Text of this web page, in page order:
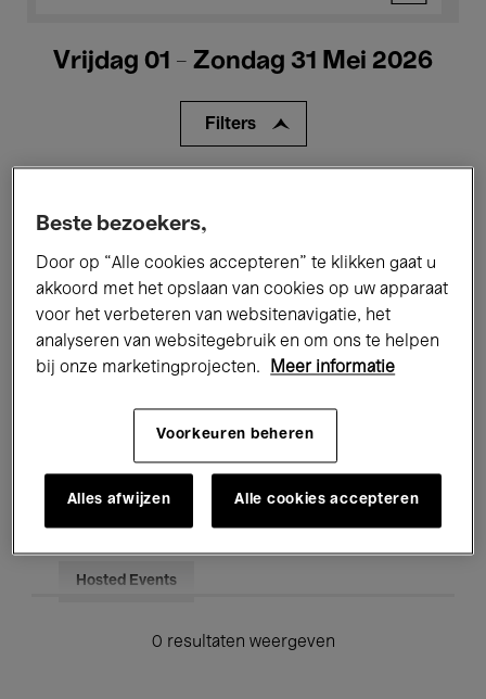
Vrijdag 01 - Zondag 31 Mei 2026
Filters
Performances Lezingen & Debatten
Jazz Klassieke Muziek Global Music
Onderwijs Rondleidingen
Hosted Events
0 resultaten weergeven
Beste bezoekers,
Door op “Alle cookies accepteren” te klikken gaat u
akkoord met het opslaan van cookies op uw apparaat
voor het verbeteren van websitenavigatie, het
analyseren van websitegebruik en om ons te helpen
bij onze marketingprojecten.
Meer informatie
Voorkeuren beheren
Alles afwijzen Alle cookies accepteren